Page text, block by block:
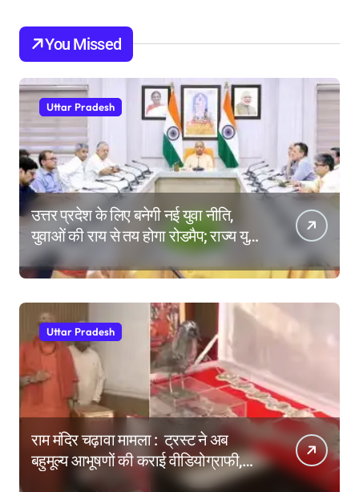
You Missed
Uttar Pradesh
उत्तर प्रदेश के लिए बनेगी नई युवा नीति,
युवाओं की राय से तय होगा रोडमैप; राज्य युवा
आयोग के गठन पर भी मंथन
Uttar Pradesh
राम मंदिर चढ़ावा मामला : ट्रस्ट ने अब
बहुमूल्य आभूषणों की कराई वीडियोग्राफी,
वेबसाइट पर दिखाने की तैयारी